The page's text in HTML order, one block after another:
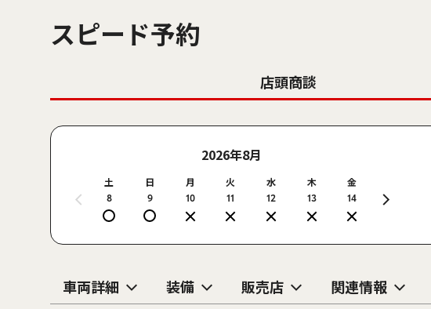
スピード予約
店頭商談
2026年8月
土
8
日
9
月
10
火
11
水
12
木
13
金
14 15
車両詳細 装備 販売店 関連情報